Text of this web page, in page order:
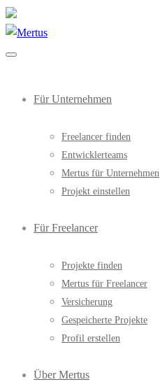
Für Unternehmen
Freelancer finden
Entwicklerteams
Mertus für Unternehmen
Projekt einstellen
Für Freelancer
Projekte finden
Mertus für Freelancer
Versicherung
Gespeicherte Projekte
Profil erstellen
Über Mertus